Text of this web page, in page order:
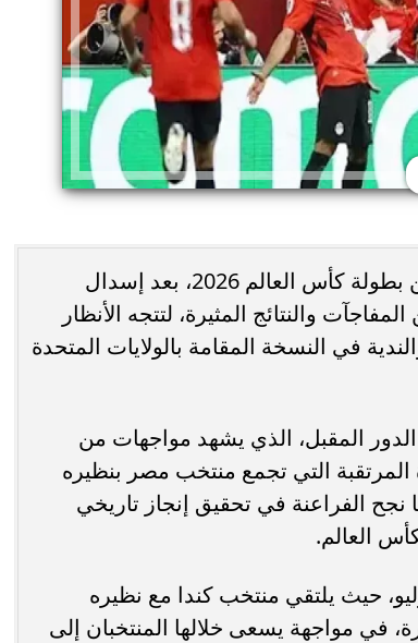
اكتمل رسميا عقد المنتخبات المتأهلة إلى دور الـ16 من بطولة كأس العالم 2026، بعد إسدال
شهدت العديد من المفاجآت والنتائج المثيرة، لتتجه الأنظار
في النسخة المقامة بالولايات المتحدة
المقبل، الذي يشهد مواجهات من
المرتقبة التي تجمع منتخب مصر بنظيره
نجح الفراعنة في تحقيق إنجاز تاريخي
منافسات ثمن النهائي اليوم السبت الموافق 4 يوليو، حيث يلتقي منتخب كندا مع نظيره
في مواجهة يسعى خلالها المنتخبان إلى
موعد بدء الدراسة 2026-2027.. هل تم تأجيل
العام الدراسي الجديد؟